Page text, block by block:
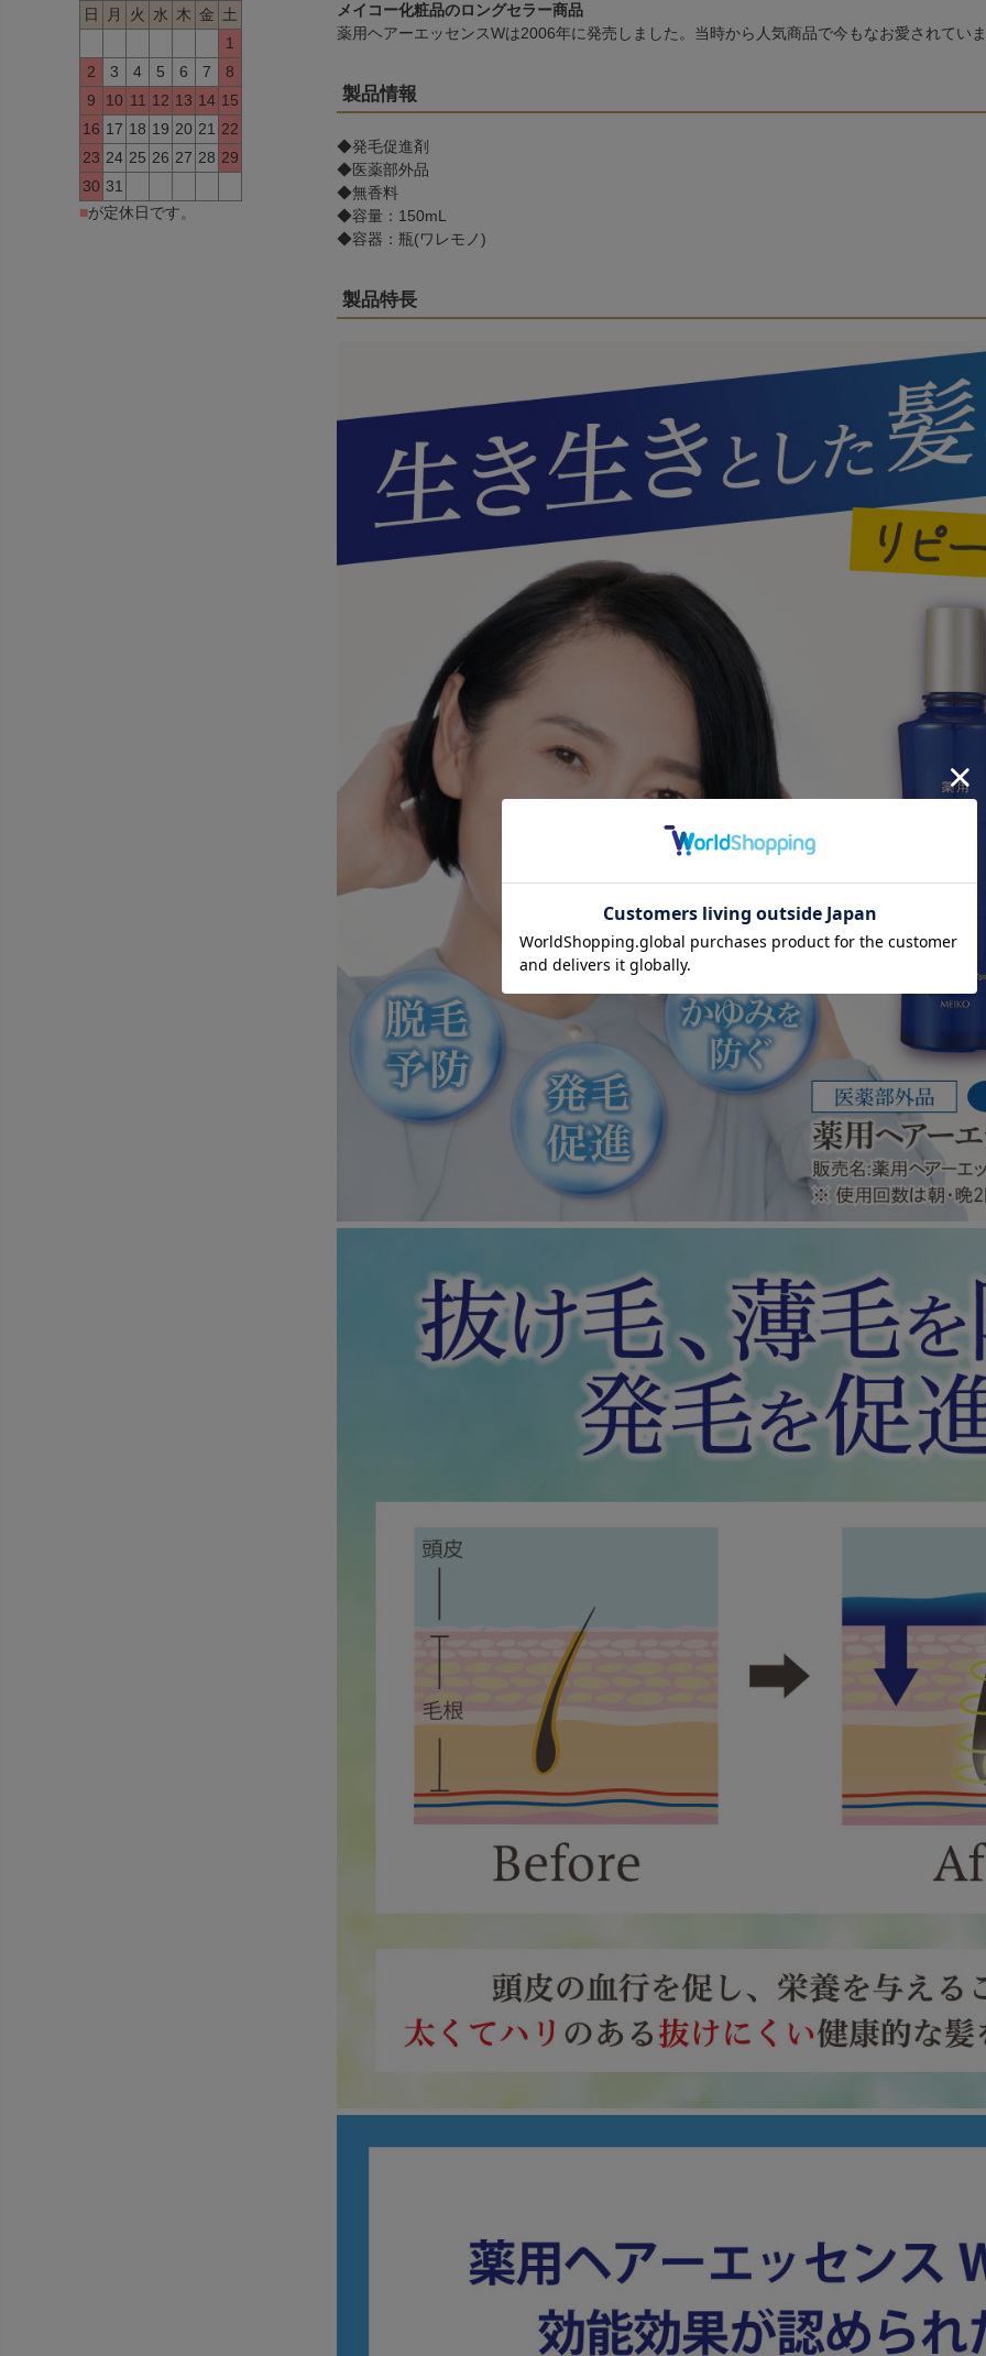
日
月 火 水 木 金 土
1
2
3 4 5 6 7
8
9
10 11 12 13 14 15
16 17 18 19 20 21 22
23 24 25 26 27 28 29
30 31
■が定休日です。
メイコー化粧品のロングセラー商品
薬用ヘアーエッセンスWは2006年に発売しました。当時から人気商品で今もなお愛されてい
製品情報
◆発毛促進剤
◆医薬部外品
◆無香料
◆容量：150mL
◆容器：瓶(ワレモノ)
製品特長